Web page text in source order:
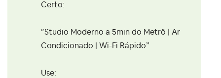
Certo:
“Studio Moderno a 5min do Metrô | Ar
Condicionado | Wi-Fi Rápido”
Use: